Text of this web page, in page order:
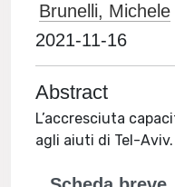
Brunelli, Michele
2021-11-16
Abstract
L’accresciuta
agli aiuti di Tel-Aviv.